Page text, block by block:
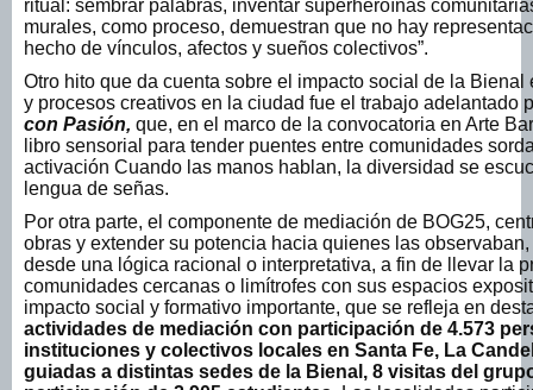
ritual: sembrar palabras, inventar superheroínas
murales, como proceso, demuestran que no hay
hecho de vínculos, afectos y sueños colectivos”.
Otro hito que da cuenta sobre el impacto social de la
y procesos creativos en la ciudad fue el trabajo adelantado
con Pasión, que, en el marco de la convocatoria en Arte
libro sensorial para tender puentes entre comunidades
activación Cuando las manos hablan, la diversidad se
lengua de señas.
Por otra parte, el componente de mediación de BOG25,
obras y extender su potencia hacia quienes las
desde una lógica racional o interpretativa, a fin de llevar la
comunidades cercanas o limítrofes con sus espacios
impacto social y formativo importante, que se refleja en
actividades de mediación con participación de 4.573
instituciones y colectivos locales en Santa Fe, La
guiadas a distintas sedes de la Bienal, 8 visitas del